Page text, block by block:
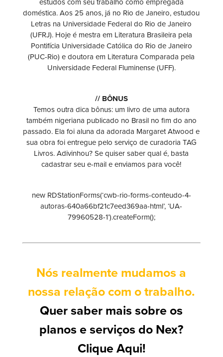
estudos com seu trabalho como empregada
doméstica. Aos 25 anos, já no Rio de Janeiro, estudou
Letras na Universidade Federal do Rio de Janeiro
(UFRJ). Hoje é mestra em Literatura Brasileira pela
Pontifícia Universidade Católica do Rio de Janeiro
(PUC-Rio) e doutora em Literatura Comparada pela
Universidade Federal Fluminense (UFF).
// BÔNUS
Temos outra dica bônus: um livro de uma autora
também nigeriana publicado no Brasil no fim do ano
passado. Ela foi aluna da adorada Margaret Atwood e
sua obra foi entregue pelo serviço de curadoria TAG
Livros. Adivinhou? Se quiser saber qual é, basta
cadastrar seu e-mail e enviamos para você!
new RDStationForms(‘cwb-rio-forms-conteudo-4-
autoras-640a66bf21c7eed369aa-html’, ‘UA-
79960528-1’).createForm();
Nós realmente mudamos a
nossa relação com o trabalho.
Quer saber mais sobre os
planos e serviços do Nex?
Clique Aqui!